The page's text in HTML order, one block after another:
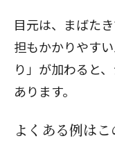
目元は、まばた
担もかかりやす
り」が加わると
あります。
よくある例はこ